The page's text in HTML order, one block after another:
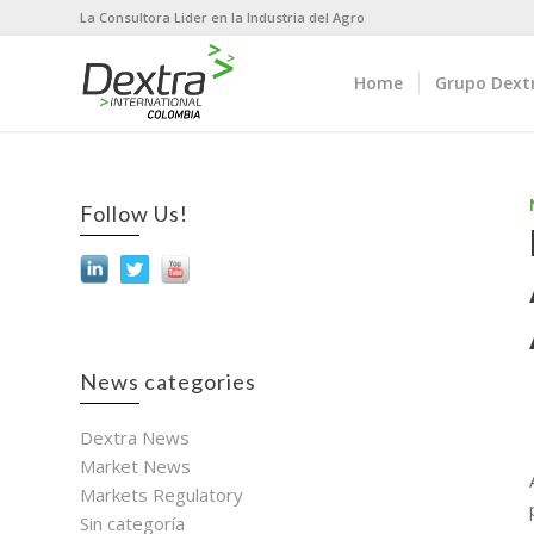
La Consultora Lider en la Industria del Agro
Home Grupo
Follow Us!
News categories
Dextra News
Market News
Markets Regulatory
Sin categoría